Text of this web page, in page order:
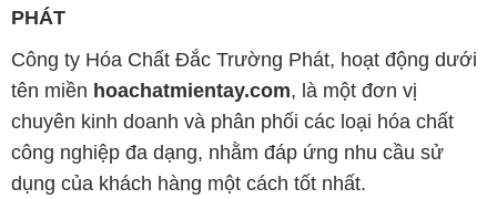
PHÁT
Công ty Hóa Chất Đắc Trường Phát, hoạt động dưới
tên miền hoachatmientay.com, là một đơn vị
chuyên kinh doanh và phân phối các loại hóa chất
công nghiệp đa dạng, nhằm đáp ứng nhu cầu sử
dụng của khách hàng một cách tốt nhất.